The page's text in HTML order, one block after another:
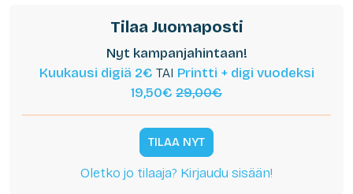
Tilaa Juomaposti
Nyt kampanjahintaan!
Kuukausi digiä 2€ TAI Printti + digi vuodeksi
19,50€ 29,00€
TILAA NYT
Oletko jo tilaaja? Kirjaudu sisään!